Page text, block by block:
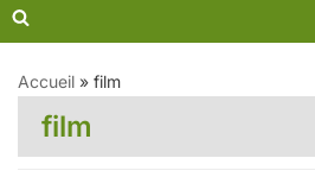
Accueil » film
film